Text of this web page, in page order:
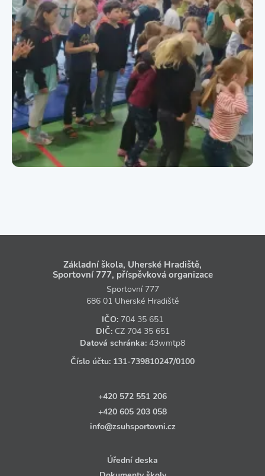
Základní škola, Uherské Hradiště,
Sportovní 777, příspěvková organizace
Sportovní 777
686 01 Uherské Hradiště
IČO: 704 35 651
DIČ: CZ 704 35 651
Datová schránka: 43wmtp8
Číslo účtu: 131‑739810247/0100
+420 572 551 206
+420 605 203 058
info@zsuhsportovni.cz
Úřední deska